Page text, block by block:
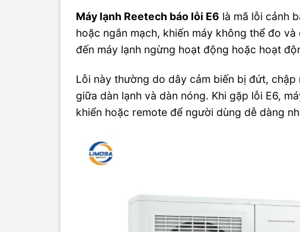
Máy lạnh Reetech báo lỗi E6 là mã lỗi cảnh
hoặc ngắn mạch, khiến máy không thể đo
đến máy lạnh ngừng hoạt động hoặc hoạt
Lỗi này thường do dây cảm biến bị đứt,
giữa dàn lạnh và dàn nóng. Khi gặp lỗi E6,
khiển hoặc remote để người dùng dễ dàng